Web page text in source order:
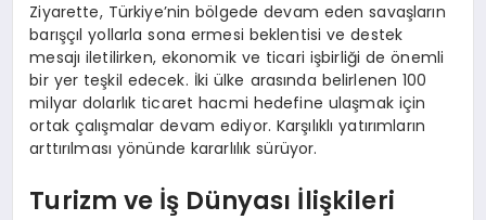
Ziyarette, Türkiye’nin bölgede devam eden savaşların
barışçıl yollarla sona ermesi beklentisi ve destek
mesajı iletilirken, ekonomik ve ticari işbirliği de önemli
bir yer teşkil edecek. İki ülke arasında belirlenen 100
milyar dolarlık ticaret hacmi hedefine ulaşmak için
ortak çalışmalar devam ediyor. Karşılıklı yatırımların
arttırılması yönünde kararlılık sürüyor.
Turizm ve İş Dünyası İlişkileri